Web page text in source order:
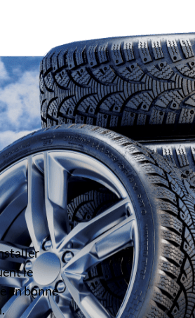
le
en bonne